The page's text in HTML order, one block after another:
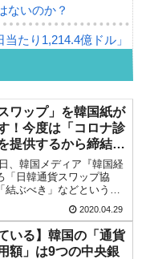
ないのか？
たり1,214.4億ドル」
策室長が告発された
り、空前の国政壟断
りになって抗議活
異常増加させる ⇒ 中
ワップ」を韓国紙が
！今度は「コロナ診
提供するから締結し
、韓国メディア『韓国経
「日韓通貨スワップ協
結ぶべき」などという記
コロナウイルスの拡散を
経済危機に対処するため
日本...
2020.04.29
いる】韓国の「通貨
額」は9つの中央銀